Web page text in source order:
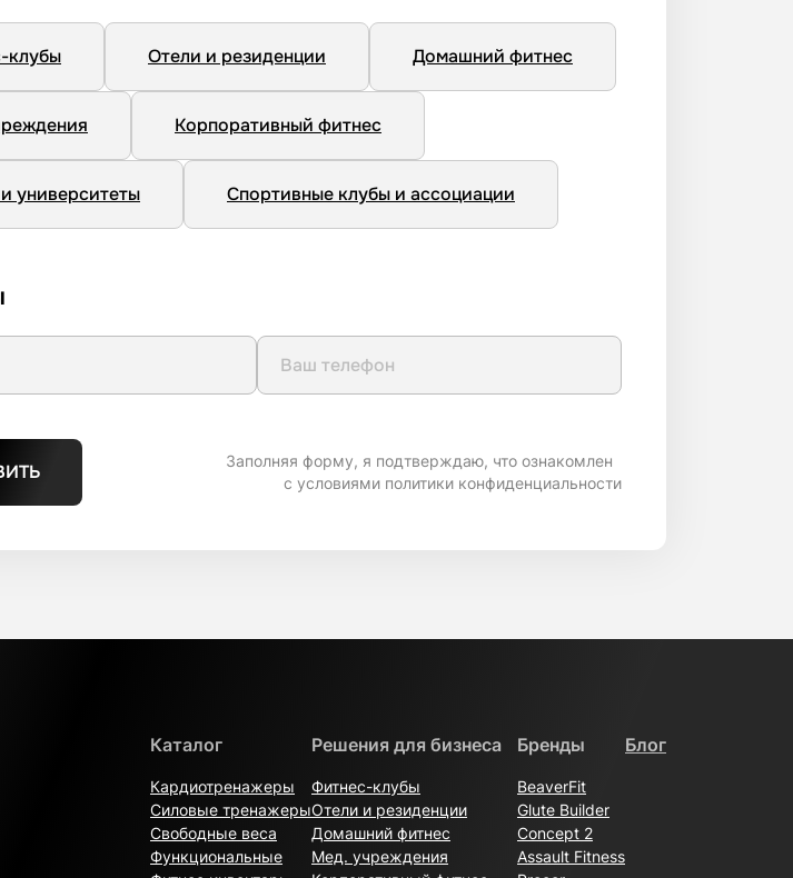
клубы Отели и резиденции Домашний фитнес
Корпоративный фитнес
университеты Спортивные клубы и ассоциации
Заполняя форму, я подтверждаю, что ознакомлен
с условиями политики конфиденциальности
Каталог
Кардиотренажеры
Силовые тренажеры
Свободные веса
Функциональные
Решения для бизнеса
Фитнес-клубы
Отели и резиденции
Домашний фитнес
Мед. учреждения
Бренды
BeaverFit
Glute Builder
Concept 2
Assault Fitness
Блог